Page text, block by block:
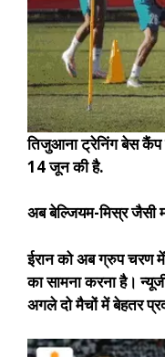
तिजुआना ट्रेनिंग बेस कैंप
14 जून की है.
अब बेल्जियम-मिस्र जैसी
ईरान को अब ग्रुप चरण
का सामना करना है।
अगले दो मैचों में बेहतर